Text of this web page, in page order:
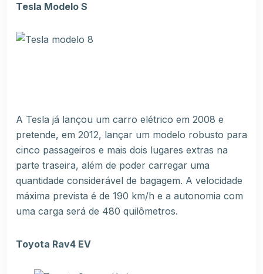
Tesla Modelo S
A Tesla já lançou um carro elétrico em 2008 e
pretende, em 2012, lançar um modelo robusto para
cinco passageiros e mais dois lugares extras na
parte traseira, além de poder carregar uma
quantidade considerável de bagagem. A velocidade
máxima prevista é de 190 km/h e a autonomia com
uma carga será de 480 quilômetros.
Toyota Rav4 EV